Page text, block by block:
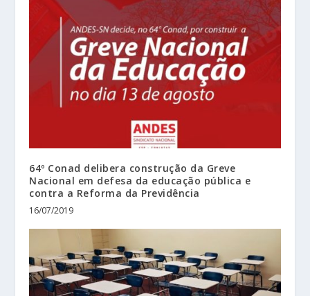
64º Conad delibera construção da Greve
Nacional em defesa da educação pública e
contra a Reforma da Previdência
16/07/2019